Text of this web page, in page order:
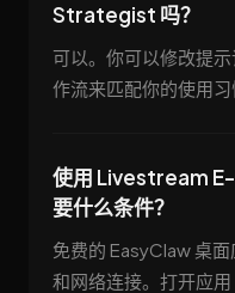
Strategist 吗？
可以。你可以修改提
作流来匹配你的使用习
使用 Livestream
要什么条件？
免费的 EasyClaw 桌
和网络连接。打开应